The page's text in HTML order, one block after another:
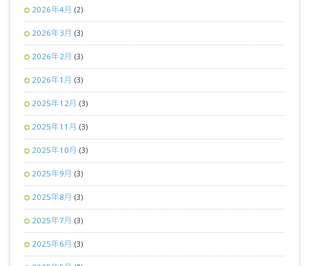
2026年4月 (2)
2026年3月 (3)
2026年2月 (3)
2026年1月 (3)
2025年12月 (3)
2025年11月 (3)
2025年10月 (3)
2025年9月 (3)
2025年8月 (3)
2025年7月 (3)
2025年6月 (3)